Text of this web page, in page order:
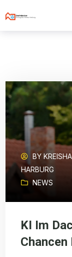
BY
HARBURG
NEWS
KI Im